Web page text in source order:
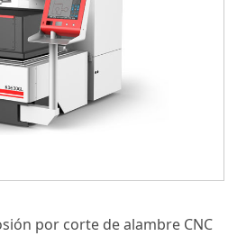
por corte de alambre CNC